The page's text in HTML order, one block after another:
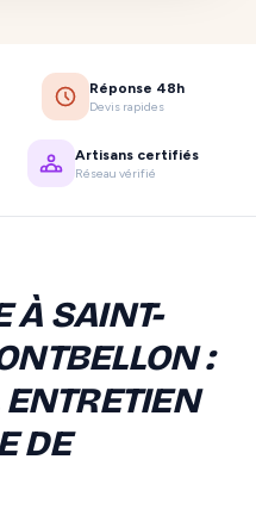
Réponse 48h
Devis rapides
Artisans certifiés
Réseau vérifié
À SAINT-
:
DE